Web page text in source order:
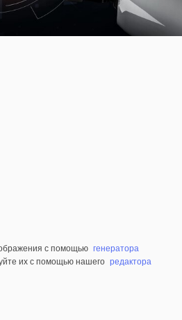
с помощью генератора
их с помощью нашего редактора